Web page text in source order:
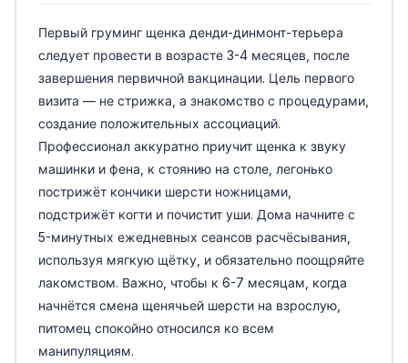
Первый груминг щенка денди-динмонт-терьера
следует провести в возрасте 3-4 месяцев, после
завершения первичной вакцинации. Цель первого
визита — не стрижка, а знакомство с процедурами,
создание положительных ассоциаций.
Профессионал аккуратно приучит щенка к звуку
машинки и фена, к стоянию на столе, легонько
пострижёт кончики шерсти ножницами,
подстрижёт когти и почистит уши. Дома начните с
5-минутных ежедневных сеансов расчёсывания,
используя мягкую щётку, и обязательно поощряйте
лакомством. Важно, чтобы к 6-7 месяцам, когда
начнётся смена щенячьей шерсти на взрослую,
питомец спокойно относился ко всем
манипуляциям.